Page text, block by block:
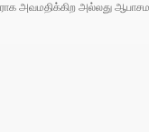
அவமதிக்கிற அல்லது